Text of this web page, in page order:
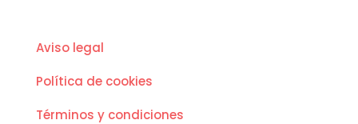
Aviso legal
Política de cookies
Términos y condiciones